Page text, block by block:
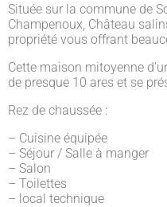
Située sur la commune de
Champenoux, Château
propriété vous offrant
Cette maison mitoyenne
de presque 10 ares et se
Rez de chaussée :
– Cuisine équipée
– Séjour / Salle à manger
– Salon
– Toilettes
– local technique